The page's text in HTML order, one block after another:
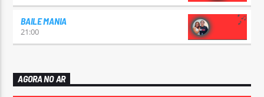
BAILE MANIA
21:00
AGORA NO AR